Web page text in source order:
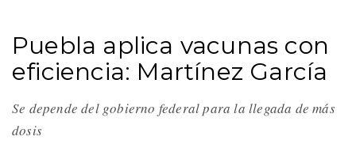
Puebla aplica vacunas con
eficiencia: Martínez García
Se depende del gobierno federal para la llegada de más
dosis